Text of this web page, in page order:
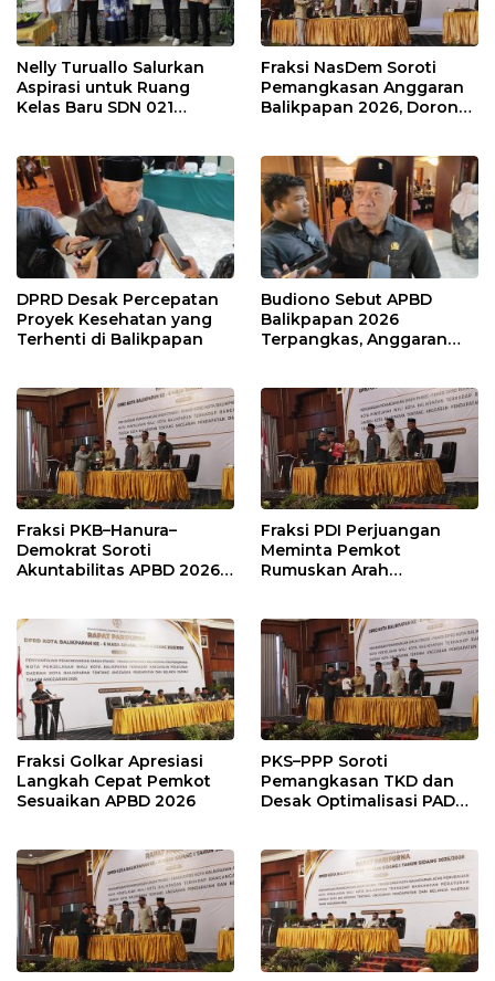
Nelly Turuallo Salurkan
Aspirasi untuk Ruang
Kelas Baru SDN 021
Fraksi NasDem Soroti
Pemangkasan Anggaran
Balikpapan 2026, Dorong
DPRD Desak Percepatan
Proyek Kesehatan yang
Terhenti di Balikpapan
Budiono Sebut APBD
Balikpapan 2026
Terpangkas, Anggaran
Fraksi PKB–Hanura–
Demokrat Soroti
Akuntabilitas APBD 2026
Modal
Fraksi PDI Perjuangan
Meminta Pemkot
Rumuskan Arah
Penyangga IKN
Fraksi Golkar Apresiasi
Langkah Cepat Pemkot
Sesuaikan APBD 2026
PKS–PPP Soroti
Pemangkasan TKD dan
Desak Optimalisasi PAD